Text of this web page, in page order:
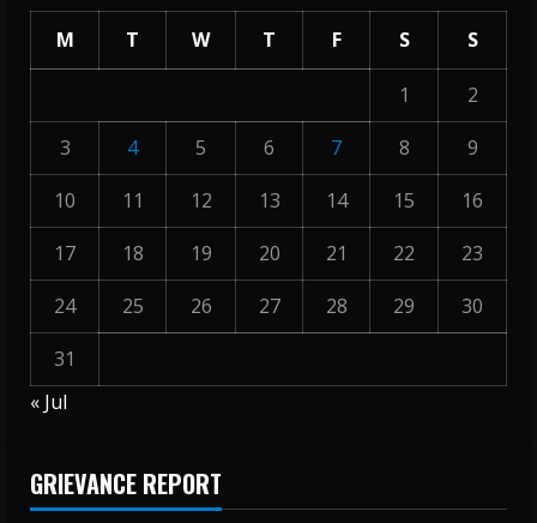
M T W T F S S
1
2
3
4 5 6 7 8
9
10
11 12 13 14 15
16
17
18 19 20 21 22
23
24
25 26 27 28 29
30
31
« Jul
GRIEVANCE REPORT